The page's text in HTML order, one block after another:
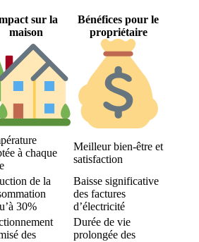
sur la
maison
Bénéfices pour le
propriétaire
à chaque
Meilleur bien-être et
satisfaction
de la
30%
Baisse significative
des factures
d’électricité
des
Durée de vie
prolongée des